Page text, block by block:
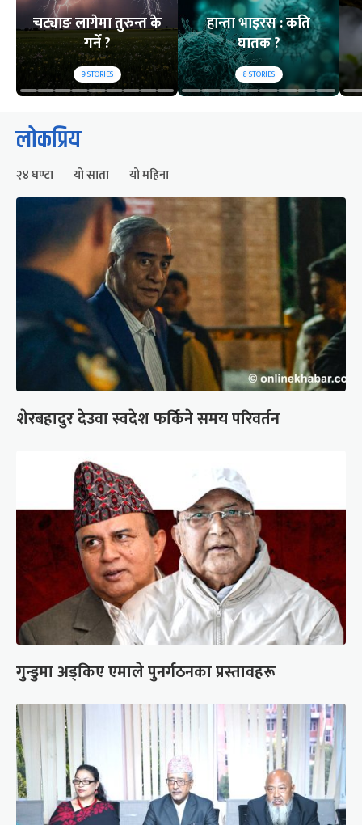
चट्याङ लागेमा तुरुन्त के
गर्ने ?
9STORIES
हान्ता भाइरस : कति
घातक ?
8STORIES
लोकप्रिय
२४ घण्टा यो साता यो महिना
शेरबहादुर देउवा स्वदेश फर्किने समय परिवर्तन
गुन्डुमा अड्किए एमाले पुनर्गठनका प्रस्तावहरू